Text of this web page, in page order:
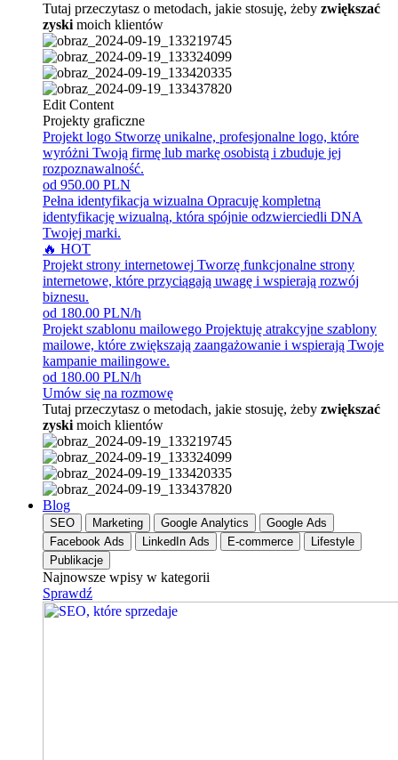
Tutaj przeczytasz o metodach, jakie stosuję, żeby zwiększać
zyski moich klientów
Edit Content
Projekty graficzne
Projekt logo Stworzę unikalne, profesjonalne logo, które
wyróżni Twoją firmę lub markę osobistą i zbuduje jej
rozpoznawalność.
od 950.00 PLN
Pełna identyfikacja wizualna Opracuję kompletną
identyfikację wizualną, która spójnie odzwierciedli DNA
Twojej marki.
🔥 HOT
Projekt strony internetowej Tworzę funkcjonalne strony
internetowe, które przyciągają uwagę i wspierają rozwój
biznesu.
od 180.00 PLN/h
Projekt szablonu mailowego Projektuję atrakcyjne szablony
mailowe, które zwiększają zaangażowanie i wspierają Twoje
kampanie mailingowe.
od 180.00 PLN/h
Umów się na rozmowę
Tutaj przeczytasz o metodach, jakie stosuję, żeby zwiększać
zyski moich klientów
Blog
SEO Marketing Google Analytics
Google Ads
Facebook Ads
LinkedIn Ads E-commerce
Lifestyle
Publikacje
Najnowsze wpisy w kategorii
Sprawdź